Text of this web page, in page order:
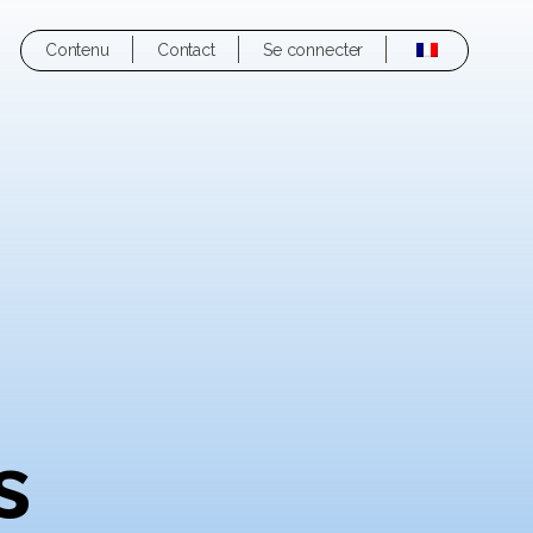
Contenu Contact Se connecter